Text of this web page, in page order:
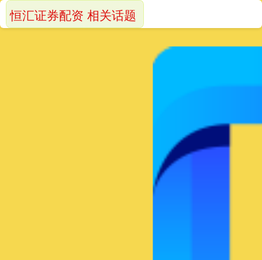
恒汇证券配资 相关话题